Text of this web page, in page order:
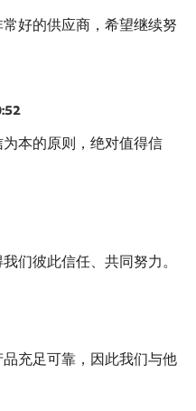
好的供应商，希望继续努
本的原则，绝对值得信
们彼此信任、共同努力。
充足可靠，因此我们与他